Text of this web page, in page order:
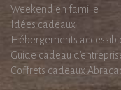
Weekend en famille
Idées cadeaux
Hébergements
Guide cadeau
Coffrets cadeaux